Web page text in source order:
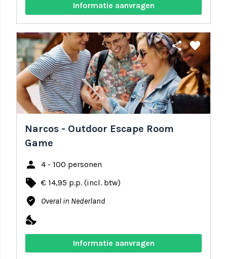
Informatie aanvragen
share favorite
Narcos - Outdoor Escape Room
Game
person 4 - 100 personen
local_offer € 14,95 p.p. (incl. btw)
where_to_vote Overal in Nederland
nights_stay
Informatie aanvragen